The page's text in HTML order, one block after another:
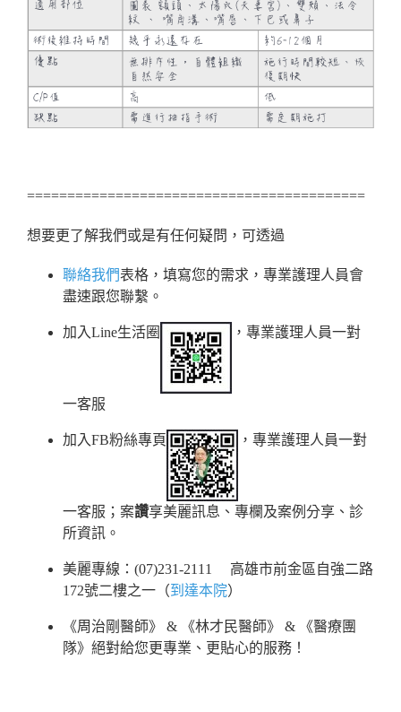
==========================================
想要更了解我們或是有任何疑問，可透過
聯絡我們表格，填寫您的需求，專業護理人員會
盡速跟您聯繫。
加入Line生活圈 ，專業護理人員一對
一客服
加入FB粉絲專頁 ，專業護理人員一對
一客服；案讚享美麗訊息、專欄及案例分享、診
所資訊。
美麗專線：(07)231-2111 高雄市前金區自強二路
172號二樓之一（到達本院）
《周治剛醫師》 & 《林才民醫師》 & 《醫療團
隊》絕對給您更專業、更貼心的服務！